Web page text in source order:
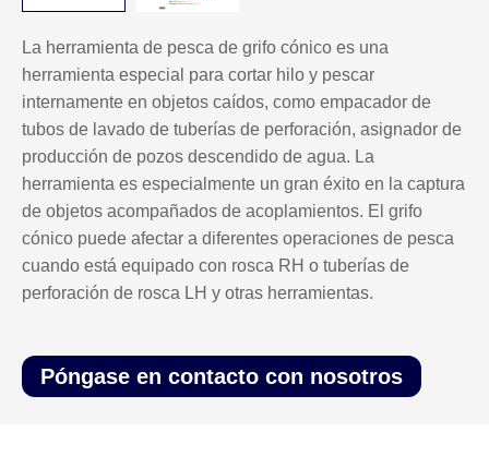
La herramienta de pesca de grifo cónico es una
herramienta especial para cortar hilo y pescar
internamente en objetos caídos, como empacador de
tubos de lavado de tuberías de perforación, asignador de
producción de pozos descendido de agua. La
herramienta es especialmente un gran éxito en la captura
de objetos acompañados de acoplamientos. El grifo
cónico puede afectar a diferentes operaciones de pesca
cuando está equipado con rosca RH o tuberías de
perforación de rosca LH y otras herramientas.
Póngase en contacto con nosotros